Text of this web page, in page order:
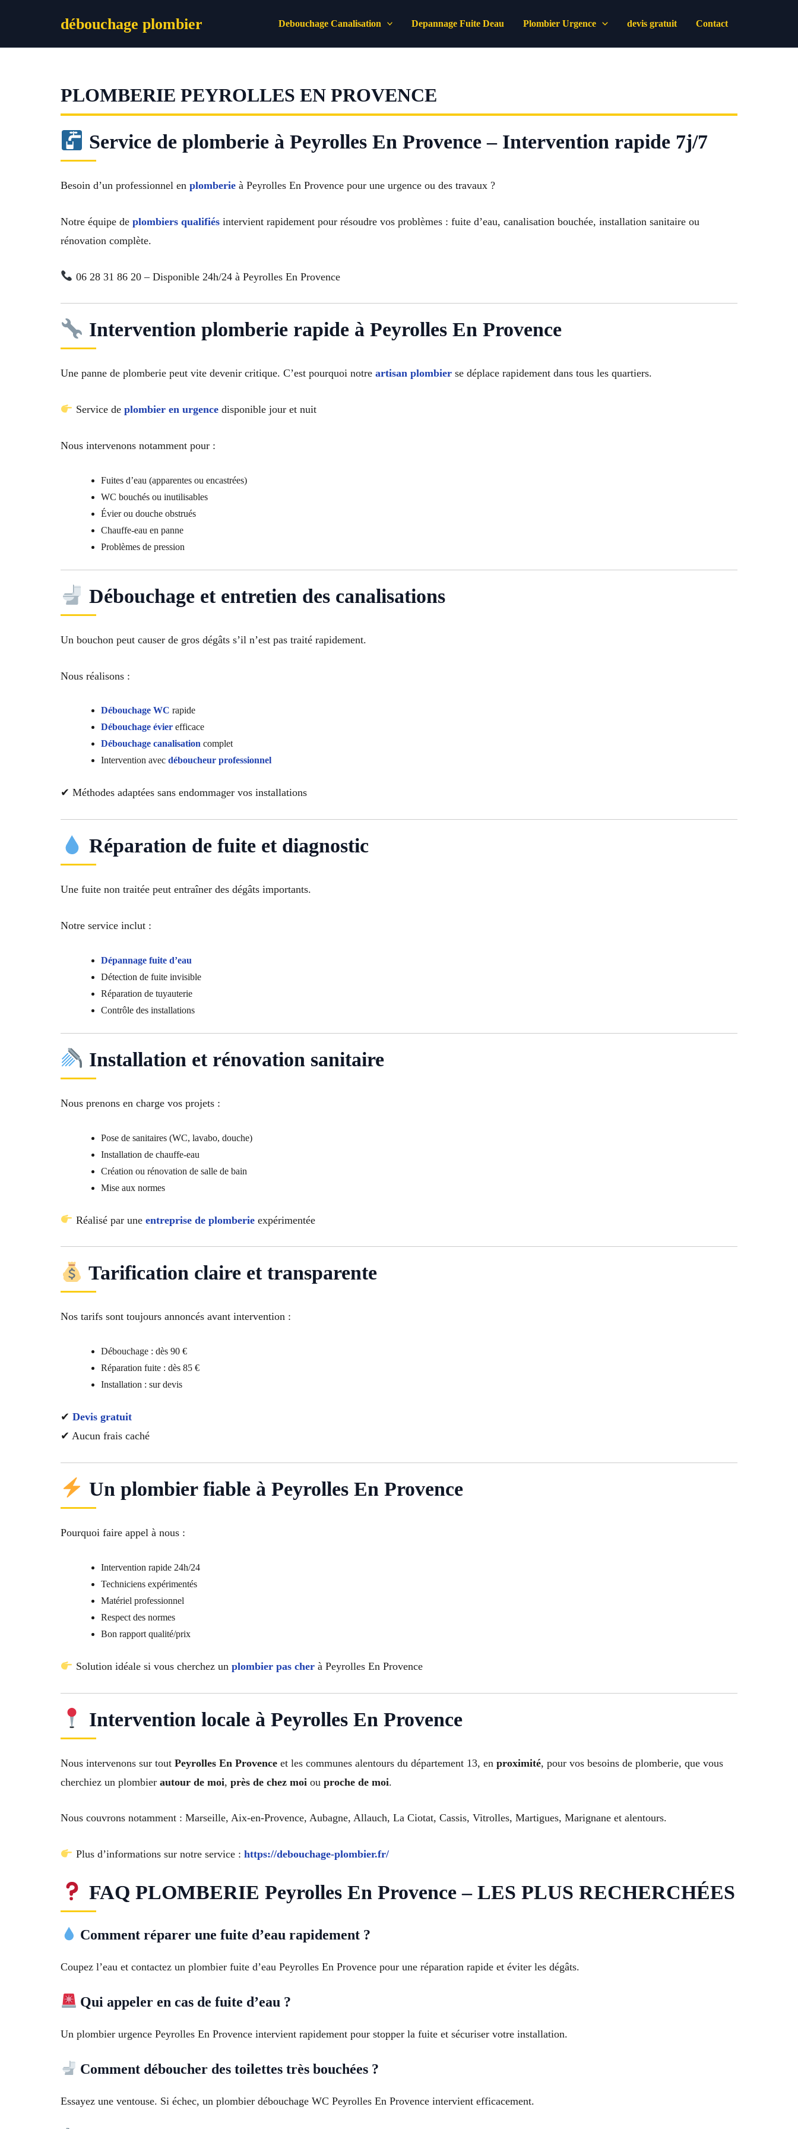
débouchage plombier Debouchage Canalisation Depannage Fuite Deau Plombier Urgence devis gratuit Contact
PLOMBERIE PEYROLLES EN PROVENCE
Service de plomberie à Peyrolles En Provence – Intervention rapide 7j/7
Besoin d’un professionnel en plomberie à Peyrolles En Provence pour une urgence ou des travaux ?
Notre équipe de plombiers qualifiés intervient rapidement pour résoudre vos problèmes : fuite d’eau, canalisation bouchée, installation sanitaire ou
rénovation complète.
06 28 31 86 20 – Disponible 24h/24 à Peyrolles En Provence
Intervention plomberie rapide à Peyrolles En Provence
Une panne de plomberie peut vite devenir critique. C’est pourquoi notre artisan plombier se déplace rapidement dans tous les quartiers.
Service de plombier en urgencedisponible jour et nuit
Nous intervenons notamment pour :
Fuites d’eau (apparentes ou encastrées)
WC bouchés ou inutilisables
Évier ou douche obstrués
Chauffe-eau en panne
Problèmes de pression
Débouchage et entretien des canalisations
Un bouchon peut causer de gros dégâts s’il n’est pas traité rapidement.
Nous réalisons :
Débouchage WC rapide
Débouchage évier efficace
Débouchage canalisation complet
Intervention avec déboucheur professionnel
✔ Méthodes adaptées sans endommager vos installations
Réparation de fuite et diagnostic
Une fuite non traitée peut entraîner des dégâts importants.
Notre service inclut :
Dépannage fuite d’eau
Détection de fuite invisible
Réparation de tuyauterie
Contrôle des installations
Installation et rénovation sanitaire
Nous prenons en charge vos projets :
Pose de sanitaires (WC, lavabo, douche)
Installation de chauffe-eau
Création ou rénovation de salle de bain
Mise aux normes
Réalisé par une entreprise de plomberieexpérimentée
Tarification claire et transparente
Nos tarifs sont toujours annoncés avant intervention :
Débouchage : dès 90 €
Réparation fuite : dès 85 €
Installation : sur devis
✔ Devis gratuit
✔ Aucun frais caché
Un plombier fiable à Peyrolles En Provence
Pourquoi faire appel à nous :
Intervention rapide 24h/24
Techniciens expérimentés
Matériel professionnel
Respect des normes
Bon rapport qualité/prix
Solution idéale si vous cherchez un plombier pas cherà Peyrolles En Provence
Intervention locale à Peyrolles En Provence
Nous intervenons sur tout Peyrolles En Provence et les communes alentours du département 13, en proximité, pour vos besoins de plomberie, que vous
cherchiez un plombier autour de moi, près de chez moi ou proche de moi.
Nous couvrons notamment : Marseille, Aix-en-Provence, Aubagne, Allauch, La Ciotat, Cassis, Vitrolles, Martigues, Marignane et alentours.
Plus d’informations sur notre service : https://debouchage-plombier.fr/
FAQ PLOMBERIE Peyrolles En Provence – LES PLUS RECHERCHÉES
Comment réparer une fuite d’eau rapidement ?
Coupez l’eau et contactez un plombier fuite d’eau Peyrolles En Provence pour une réparation rapide et éviter les dégâts.
Qui appeler en cas de fuite d’eau ?
Un plombier urgence Peyrolles En Provence intervient rapidement pour stopper la fuite et sécuriser votre installation.
Comment déboucher des toilettes très bouchées ?
Essayez une ventouse. Si échec, un plombier débouchage WC Peyrolles En Provence intervient efficacement.